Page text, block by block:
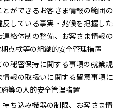
ができるお客さま情報の範囲の
している事実・兆候を把握した
絡体制の整備、お客さま情報の
点検等の組織的安全管理措置
秘密保持に関する事項の就業規
報の取扱いに関する留意事項に
等の人的安全管理措置
ち込み機器の制限、お客さま情